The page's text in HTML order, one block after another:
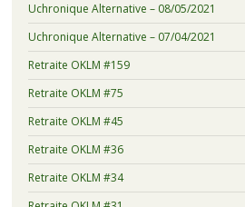
Uchronique Alternative – 08/05/2021
Uchronique Alternative – 07/04/2021
Retraite OKLM #159
Retraite OKLM #75
Retraite OKLM #45
Retraite OKLM #36
Retraite OKLM #34